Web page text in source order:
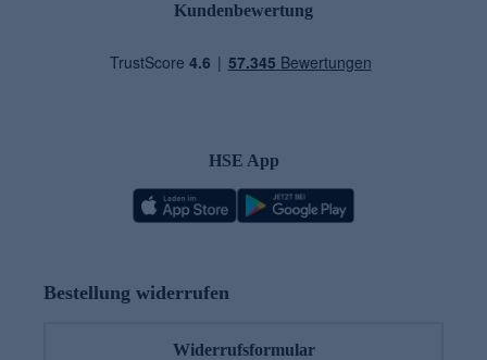
Kundenbewertung
HSE App
Bestellung widerrufen
Widerrufsformular